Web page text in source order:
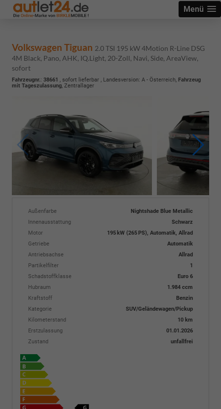
Menü
Volkswagen Tiguan 2.0 TSI 195 kW 4Motion R-Line DSG
4M Black, Pano, AHK, IQ.Light, 20-Zoll, Navi, Side, AreaView,
sofort
Fahrzeugnr.: 38661 , sofort lieferbar , Landesversion: A - Österreich, Fahrzeug
mit Tageszulassung, Zentrallager
Außenfarbe
Nightshade Blue Metallic
Innenausstattung
Schwarz
Motor
195 kW (265 PS), Automatik, Allrad
Getriebe
Automatik
Antriebsachse
Allrad
Partikelfilter
1
Schadstoffklasse
Euro 6
Hubraum
1.984 ccm
Kraftstoff
Benzin
Kategorie
SUV/Geländewagen/Pickup
Kilometerstand
10 km
Erstzulassung
01.01.2026
Zustand
unfallfrei